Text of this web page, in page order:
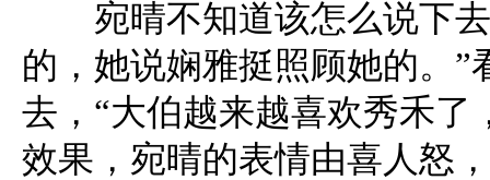
宛晴不知道该怎么说下去
的，她说娴雅挺照顾她的。
去，“大伯越来越喜欢秀禾了
效果，宛晴的表情由喜人怒